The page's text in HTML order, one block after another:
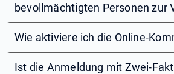
bevollmächtigten Personen zur
Wie aktiviere ich die Online-
Ist die Anmeldung mit Zwei-